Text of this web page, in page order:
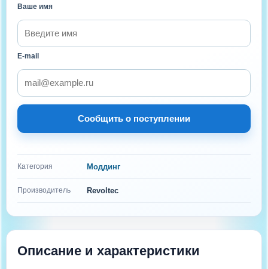
Ваше имя
E-mail
Сообщить о поступлении
Категория Моддинг
Производитель Revoltec
Описание и характеристики